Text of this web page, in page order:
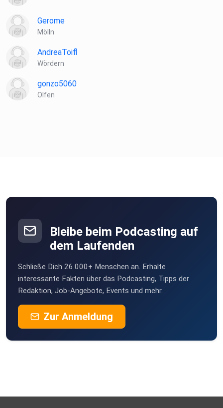
Gerome
Mölln
AndreaToifl
Wördern
gonzo5060
Olfen
Bleibe beim Podcasting auf
dem Laufenden
Schließe Dich 26.000+ Menschen an. Erhalte
interessante Fakten über das Podcasting, Tipps der
Redaktion, Job-Angebote, Events und mehr.
Zur Anmeldung